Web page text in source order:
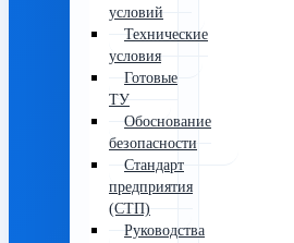
условий
Технические
условия
Готовые
ТУ
Обоснование
безопасности
Стандарт
предприятия
(СТП)
Руководства